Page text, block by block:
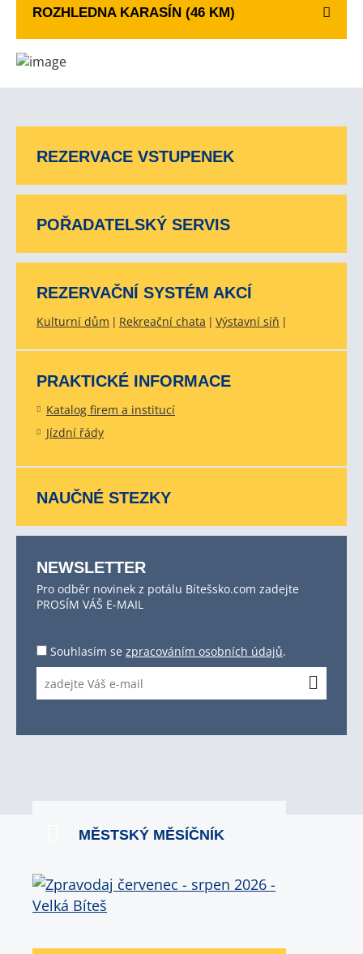
ROZHLEDNA KARASÍN (46 KM)
REZERVACE VSTUPENEK
POŘADATELSKÝ SERVIS
REZERVAČNÍ SYSTÉM AKCÍ
Kulturní dům Rekreační chata Výstavní síň
PRAKTICKÉ INFORMACE
Katalog firem a institucí
Jízdní řády
NAUČNÉ STEZKY
NEWSLETTER
Pro odběr novinek z potálu Bítešsko.com zadejte
PROSÍM VÁŠ E-MAIL
Souhlasím se zpracováním osobních údajů.
MĚSTSKÝ MĚSÍČNÍK